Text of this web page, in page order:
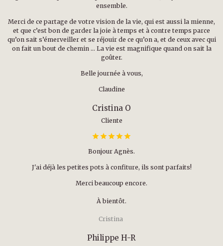
ensemble.
Merci de ce partage de votre vision de la vie, qui est aussi la mienne,
et que c’est bon de garder la joie à temps et à contre temps parce
qu’on sait s’émerveiller et se réjouir de ce qu’on a, et de ceux avec qui
on fait un bout de chemin … La vie est magnifique quand on sait la
goûter.
Belle journée à vous,
Claudine
Cristina O
Cliente
Bonjour Agnès.
J'ai déjà les petites pots à confiture, ils sont parfaits!
Merci beaucoup encore.
À bientôt.
Cristina
Philippe H-R